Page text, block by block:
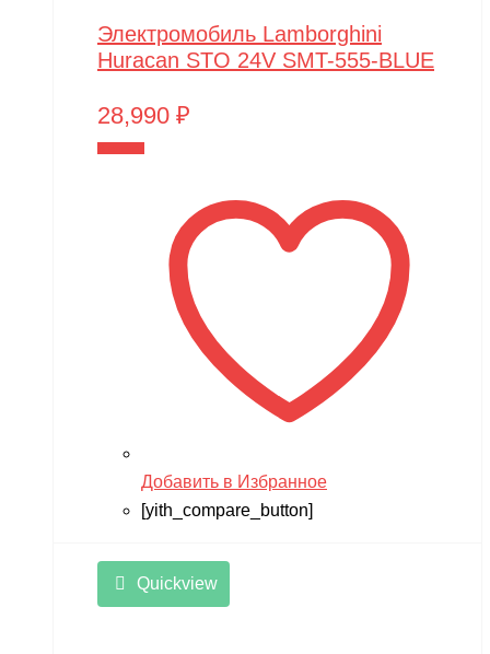
Электромобиль Lamborghini
Huracan STO 24V SMT-555-BLUE
28,990 ₽
Добавить в Избранное
[yith_compare_button]
Quickview